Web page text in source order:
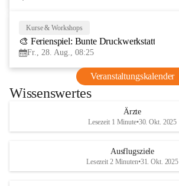
Kurse & Workshops
🎨 Ferienspiel: Bunte Druckwerkstatt
Fr., 28. Aug., 08:25
Veranstaltungskalender
Wissenswertes
Ärzte
Lesezeit 1 Minute•30. Okt. 2025
Ausflugsziele
Lesezeit 2 Minuten•31. Okt. 2025